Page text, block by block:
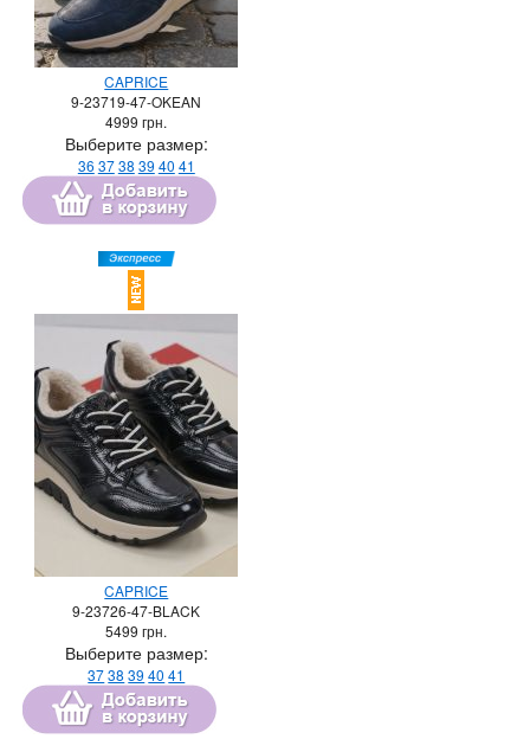
CAPRICE
9-23719-47-OKEAN
4999 грн.
Выберите размер:
36 3738 39 40 41
CAPRICE
9-23726-47-BLACK
5499 грн.
Выберите размер:
3738 39 40 41